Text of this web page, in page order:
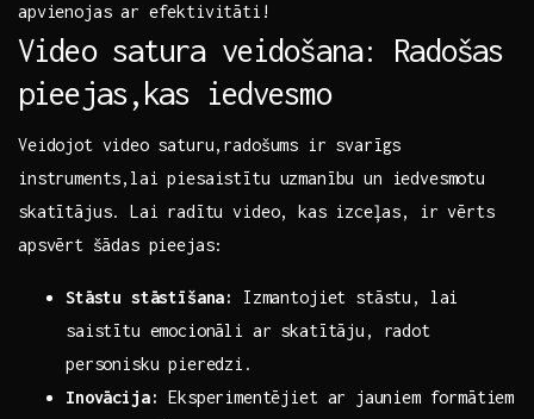
apvienojas ar efektivitāti!
Video satura veidošana: Radošas
pieejas,kas iedvesmo
Veidojot video⁣ saturu,radošums ir svarīgs
instruments,lai piesaistītu uzmanību un iedvesmotu
skatītājus.⁣ Lai radītu video,⁢ kas izceļas, ir vērts
apsvērt⁤ šādas pieejas:
Stāstu stāstīšana:
Izmantojiet stāstu, lai
saistītu emocionāli ar skatītāju, radot
personisku pieredzi.
Inovācija: Eksperimentējiet ar ⁣jauniem formātiem